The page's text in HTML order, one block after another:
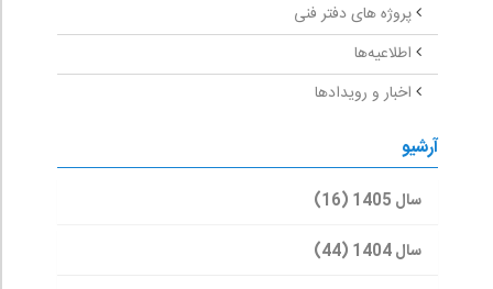
پروژه های دفتر فنی
اطلاعیه‌ها
اخبار و رویدادها
آرشیو
سال 1405 (16)
سال 1404 (44)